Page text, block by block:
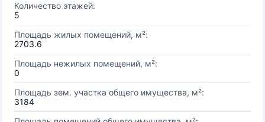
Количество этажей:
5
Площадь жилых помещений, м²:
2703.6
Площадь нежилых помещений, м²:
0
Площадь зем. участка общего имущества, м²:
3184